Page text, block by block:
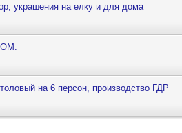
украшения на елку и для дома
на 6 персон, производство ГДР